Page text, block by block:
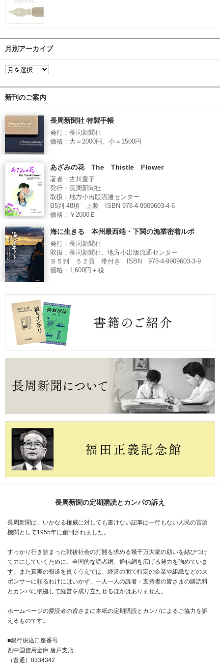
月別アーカイブ
新刊のご案内
長周新聞社 特製手帳
発行：長周新聞社
価格：大＝2000円、小＝1500円
あざみの花 The Thistle Flower
著者：古川豊子
発行：長周新聞社
取扱：地方小出版流通センター
B5判 48項 上製 ISBN 978-4-9909603-4-6
価格：￥2000Ｅ
海に生きる 本州最西端・下関の漁業密着ルポ
発行：長周新聞社
取扱：長周新聞社、地方小出版流通センター
Ｂ５判 ５２頁 帯付き ISBN 978-4-9909603-3-9
価格：1,600円＋税
長周新聞の定期購読とカンパの訴え
長周新聞は、いかなる権威に対しても書けない記事は一行もない人民の言論
機関として1955年に創刊されました。
すっかり行き詰まった戦後社会の打開を求める幾千万大衆の願いを結びつけ
て力にしていくために、全国的な読者網、通信網を広げる努力を強めていま
す。また真実の報道を貫くうえでは、経営の面で特定の企業や組織などのス
ポンサーに頼るわけにはいかず、一人一人の読者・支持者の皆さまの購読料
とカンパに依拠して経営を成り立たせるほかはありません。
ホームページの愛読者の皆さまに本紙の定期購読とカンパによるご協力を訴
えるものです。
■銀行振込口座番号
西中国信用金庫 唐戸支店
（普通）0334342